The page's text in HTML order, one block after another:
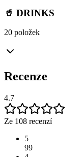
🥤 DRINKS
20 položek
Recenze
4.7
Ze 108 recenzí
5
99